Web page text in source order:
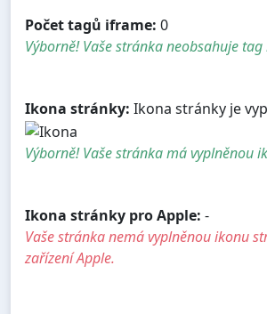
Počet tagů iframe: 0
Výborně! Vaše stránka neobsahuje
Ikona stránky: Ikona stránky je
Výborně! Vaše stránka má vyplněnou
Ikona stránky pro Apple: -
Vaše stránka nemá vyplněnou ikonu
zařízení Apple.